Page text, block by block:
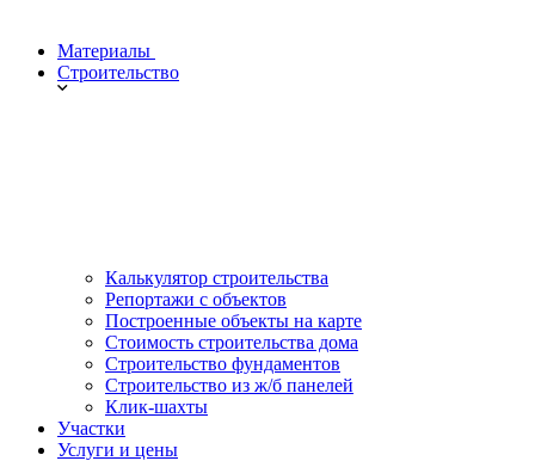
Материалы
Строительство
Калькулятор строительства
Репортажи с объектов
Построенные объекты на карте
Стоимость строительства дома
Строительство фундаментов
Строительство из ж/б панелей
Клик-шахты
Участки
Услуги и цены